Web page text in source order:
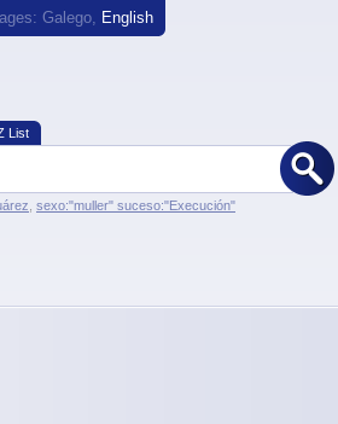
Galego, English
List
sexo:"muller" suceso:"Execución"